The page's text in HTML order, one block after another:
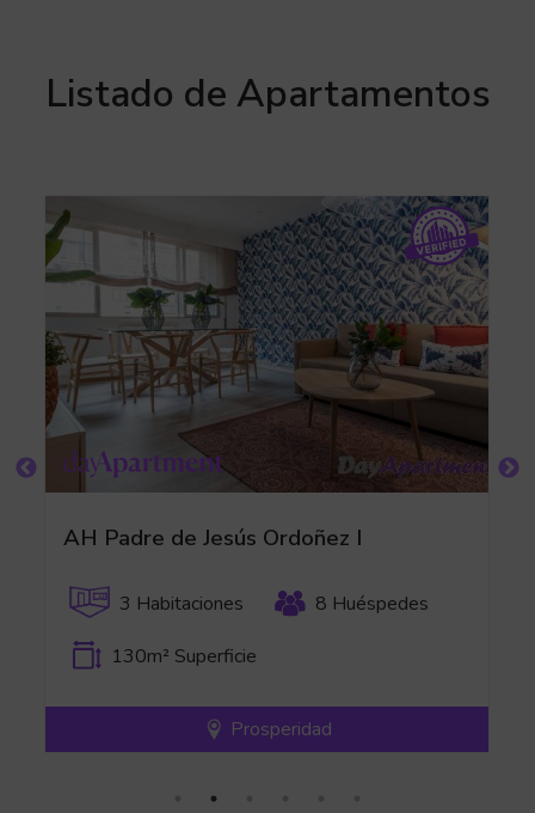
Listado de Apartamentos
AH Padre de Jesús Ordoñez I
3 Habitaciones
8 Huéspedes
130m² Superficie
Prosperidad